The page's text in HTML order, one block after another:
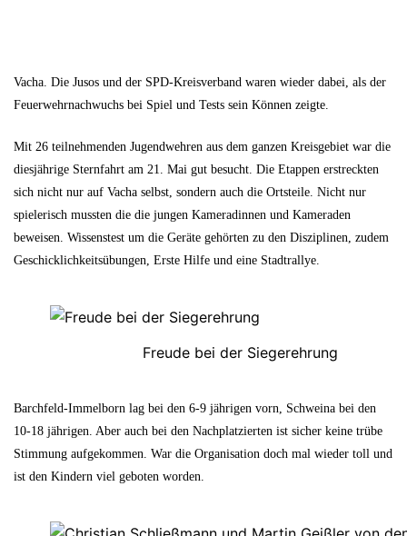
Vacha. Die Jusos und der SPD-Kreisverband waren wieder dabei, als der
Feuerwehrnachwuchs bei Spiel und Tests sein Können zeigte.
Mit 26 teilnehmenden Jugendwehren aus dem ganzen Kreisgebiet war die
diesjährige Sternfahrt am 21. Mai gut besucht. Die Etappen erstreckten
sich nicht nur auf Vacha selbst, sondern auch die Ortsteile. Nicht nur
spielerisch mussten die die jungen Kameradinnen und Kameraden
beweisen. Wissenstest um die Geräte gehörten zu den Disziplinen, zudem
Geschicklichkeitsübungen, Erste Hilfe und eine Stadtrallye.
Freude bei der Siegerehrung
Barchfeld-Immelborn lag bei den 6-9 jährigen vorn, Schweina bei den
10-18 jährigen. Aber auch bei den Nachplatzierten ist sicher keine trübe
Stimmung aufgekommen. War die Organisation doch mal wieder toll und
ist den Kindern viel geboten worden.